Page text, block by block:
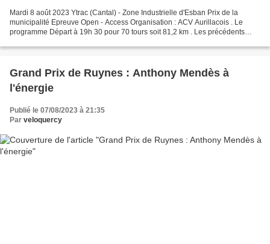
Mardi 8 août 2023 Ytrac (Cantal) - Zone Industrielle d'Esban Prix de la
municipalité Epreuve Open - Access Organisation : ACV Aurillacois . Le
programme Départ à 19h 30 pour 70 tours soit 81,2 km . Les précédents
Grand Prix de Ruynes : Anthony Mendès à
l'énergie
Publié le 07/08/2023 à 21:35
Par veloquercy